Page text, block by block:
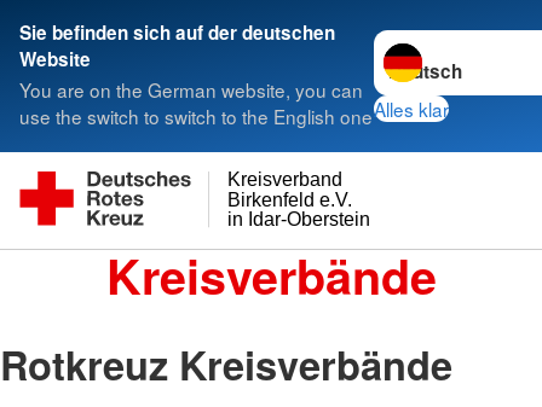
Sie befinden sich auf der deutschen
Website
You are on the German website, you can
use the switch to switch to the English one
Sprache wechseln
Alles klar
in Idar-Oberstein
Birkenfeld e.V.
Kreisverband
Kreisverbände
Rotkreuz Kreisverbände